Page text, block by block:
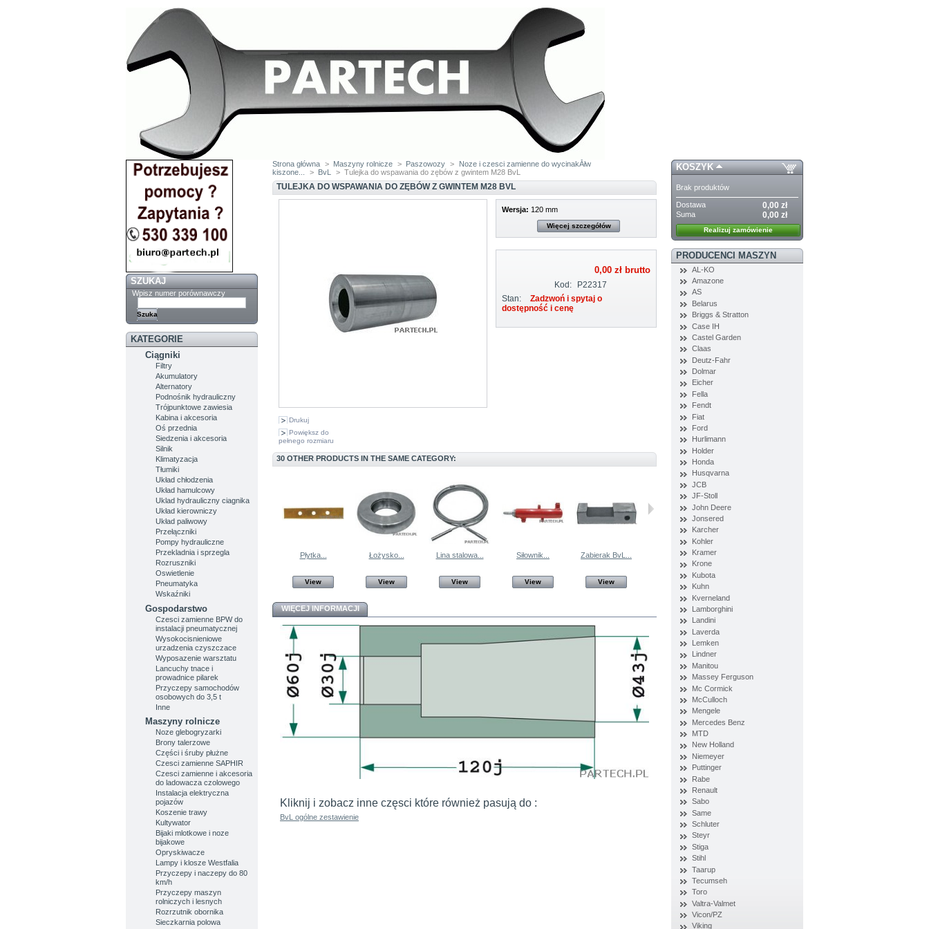
SZUKAJ
Wpisz numer porównawczy
KATEGORIE
Ciągniki
Filtry
Akumulatory
Alternatory
Podnośnik hydrauliczny
Trójpunktowe zawiesia
Kabina i akcesoria
Oś przednia
Siedzenia i akcesoria
Silnik
Klimatyzacja
Tłumiki
Układ chłodzenia
Układ hamulcowy
Uklad hydrauliczny ciagnika
Układ kierowniczy
Układ paliwowy
Przełączniki
Pompy hydrauliczne
Przekladnia i sprzegla
Rozruszniki
Oswietlenie
Pneumatyka
Wskaźniki
Gospodarstwo
Czesci zamienne BPW do
instalacji pneumatycznej
Wysokocisnieniowe
urzadzenia czyszczace
Wyposazenie warsztatu
Lancuchy tnace i
prowadnice pilarek
Przyczepy samochodów
osobowych do 3,5 t
Inne
Maszyny rolnicze
Noze glebogryzarki
Brony talerzowe
Części i śruby płużne
Czesci zamienne SAPHIR
Czesci zamienne i akcesoria
do ladowacza czolowego
Instalacja elektryczna
pojazów
Koszenie trawy
Kultywator
Bijaki mlotkowe i noze
bijakowe
Opryskiwacze
Lampy i klosze Westfalia
Przyczepy i naczepy do 80
km/h
Przyczepy maszyn
rolniczych i lesnych
Rozrzutnik obornika
Sieczkarnia polowa
Strona główna > Maszyny rolnicze > Paszowozy >
Noze i czesci zamienne do wycinakĂłw
kiszone...
> BvL > Tulejka do wspawania do zębów z gwintem M28 BvL
TULEJKA DO WSPAWANIA DO ZĘBÓW Z GWINTEM M28 BVL
Drukuj
Powiększ do
pełnego rozmiaru
Wersja: 120 mm
Więcej szczegółów
0,00 złbrutto
Kod:
P22317
Stan:
Zadzwoń i spytaj o
dostępność i cenę
30 OTHER PRODUCTS IN THE SAME CATEGORY:
Płytka...
View
Łożysko...
View
Lina stalowa...
View
Siłownik...
View
Zabierak BvL...
View
Ramię...
WIĘCEJ INFORMACJI
Kliknij i zobacz inne częsci które również pasują do :
BvL ogólne zestawienie
KOSZYK
Brak produktów
Dostawa 0,00 zł
Suma 0,00 zł
Realizuj zamówienie
PRODUCENCI MASZYN
AL-KO
Amazone
AS
Belarus
Briggs & Stratton
Case IH
Castel Garden
Claas
Deutz-Fahr
Dolmar
Eicher
Fella
Fendt
Fiat
Ford
Hurlimann
Holder
Honda
Husqvarna
JCB
JF-Stoll
John Deere
Jonsered
Karcher
Kohler
Kramer
Krone
Kubota
Kuhn
Kverneland
Lamborghini
Landini
Laverda
Lemken
Lindner
Manitou
Massey Ferguson
Mc Cormick
McCulloch
Mengele
Mercedes Benz
MTD
New Holland
Niemeyer
Puttinger
Rabe
Renault
Sabo
Same
Schluter
Steyr
Stiga
Stihl
Taarup
Tecumseh
Toro
Valtra-Valmet
Vicon/PZ
Viking